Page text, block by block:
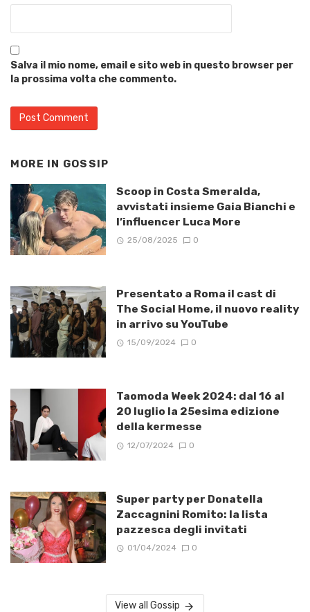
Salva il mio nome, email e sito web in questo browser per
la prossima volta che commento.
MORE IN GOSSIP
Scoop in Costa Smeralda,
avvistati insieme Gaia Bianchi e
l’influencer Luca More
25/08/2025 0
Presentato a Roma il cast di
The Social Home, il nuovo reality
in arrivo su YouTube
15/09/2024 0
Taomoda Week 2024: dal 16 al
20 luglio la 25esima edizione
della kermesse
12/07/2024 0
Super party per Donatella
Zaccagnini Romito: la lista
pazzesca degli invitati
01/04/2024 0
View all Gossip